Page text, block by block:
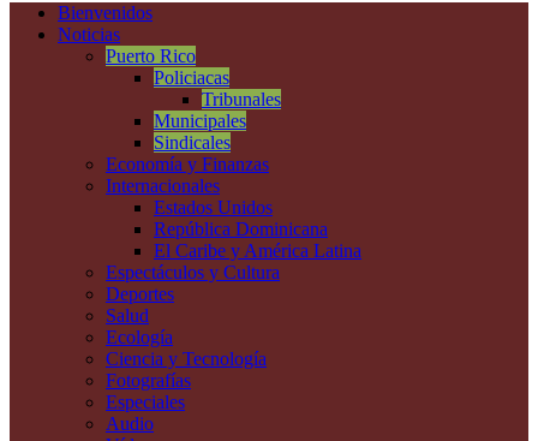
Bienvenidos
Noticias
Puerto Rico
Policiacas
Tribunales
Municipales
Sindicales
Economía y Finanzas
Internacionales
Estados Unidos
República Dominicana
El Caribe y América Latina
Espectáculos y Cultura
Deportes
Salud
Ecología
Ciencia y Tecnología
Fotografías
Especiales
Audio